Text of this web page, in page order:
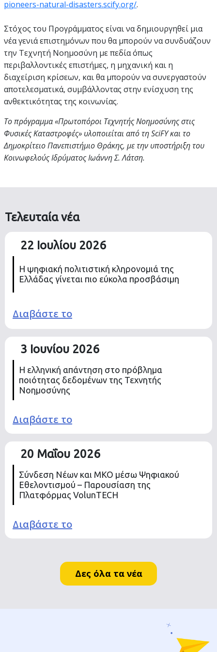
pioneers-natural-disasters.scify.org/.
Στόχος του Προγράμματος είναι να δημιουργηθεί μια
νέα γενιά επιστημόνων που θα μπορούν να συνδυάζουν
την Τεχνητή Νοημοσύνη με πεδία όπως
περιβαλλοντικές επιστήμες, η μηχανική και η
διαχείριση κρίσεων, και θα μπορούν να συνεργαστούν
αποτελεσματικά, συμβάλλοντας στην ενίσχυση της
ανθεκτικότητας της κοινωνίας.
Το πρόγραμμα «Πρωτοπόροι Τεχνητής Νοημοσύνης στις
Φυσικές Καταστροφές» υλοποιείται από τη SciFY και το
Δημοκρίτειο Πανεπιστήμιο Θράκης, με την υποστήριξη του
Κοινωφελούς Ιδρύματος Ιωάννη Σ. Λάτση.
Τελευταία νέα
22 Ιουλίου 2026
Η ψηφιακή πολιτιστική κληρονομιά της
Ελλάδας γίνεται πιο εύκολα προσβάσιμη
Διαβάστε το
3 Ιουνίου 2026
Η ελληνική απάντηση στο πρόβλημα
ποιότητας δεδομένων της Τεχνητής
Νοημοσύνης
Διαβάστε το
20 Μαΐου 2026
Σύνδεση Νέων και ΜΚΟ μέσω Ψηφιακού
Εθελοντισμού – Παρουσίαση της
Πλατφόρμας VolunTECH
Διαβάστε το
Δες όλα τα νέα